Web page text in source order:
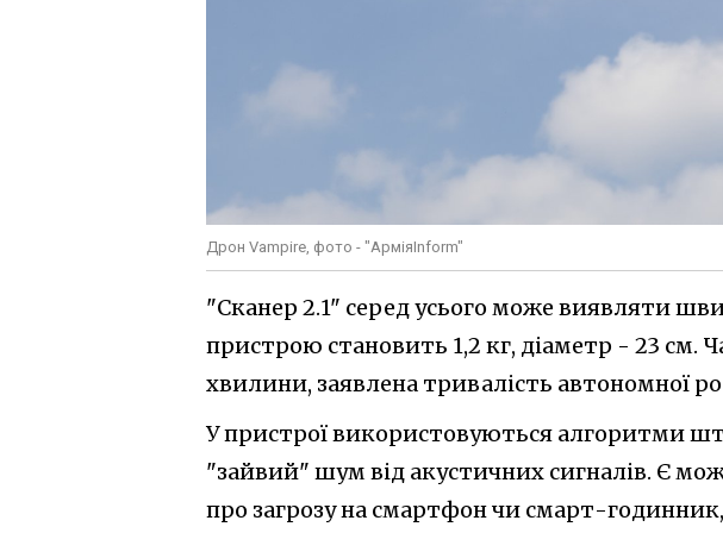
Дрон Vampire, фото - "АрміяInform"
"Сканер 2.1" серед усього може виявляти
пристрою становить 1,2 кг, діаметр - 23 см.
хвилини, заявлена тривалість автономної
У пристрої використовуються алгоритми
"зайвий" шум від акустичних сигналів. Є
про загрозу на смартфон чи смарт-